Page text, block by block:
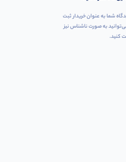
شما به عنوان خریدار ثبت
به صورت ناشناس نیز
کنید.